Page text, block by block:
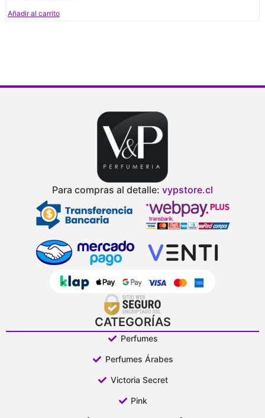
Añadir al carrito
Para compras al detalle: vypstore.cl
CATEGORÍAS
Perfumes
Perfumes Árabes
Victoria Secret
Pink